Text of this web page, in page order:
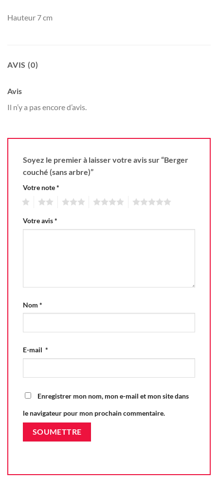
Hauteur 7 cm
AVIS (0)
Avis
Il n’y a pas encore d’avis.
Soyez le premier à laisser votre avis sur “Berger
couché (sans arbre)”
Votre note*
Votre avis*
Nom *
E-mail *
Enregistrer mon nom, mon e-mail et mon site dans
le navigateur pour mon prochain commentaire.